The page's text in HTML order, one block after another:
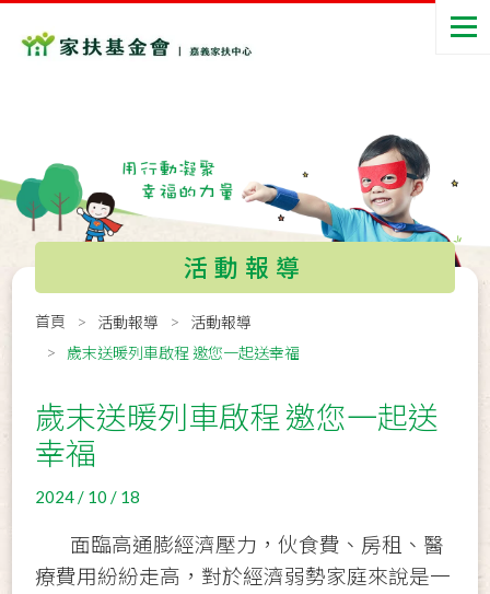
活動報導
首頁 活動報導
活動報導
歲末送暖列車啟程 邀您一起送幸福
歲末送暖列車啟程 邀您一起送
幸福
2024 / 10 / 18
面臨高通膨經濟壓力，伙食費、房租、醫
療費用紛紛走高，對於經濟弱勢家庭來說是一